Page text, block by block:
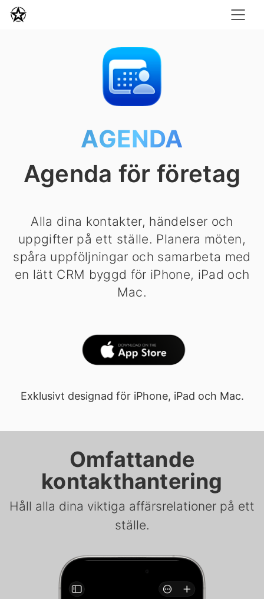
AGENDA
Agenda för företag
Alla dina kontakter, händelser och
uppgifter på ett ställe. Planera möten,
spåra uppföljningar och samarbeta med
en lätt CRM byggd för iPhone, iPad och
Mac.
Exklusivt designad för iPhone, iPad och Mac.
Omfattande
kontakthantering
Håll alla dina viktiga affärsrelationer på ett
ställe.